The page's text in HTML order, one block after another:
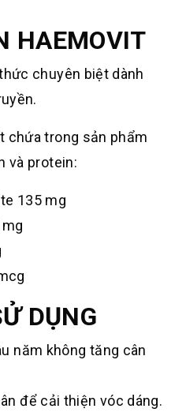
HAEMOVIT
chuyên biệt dành
chứa trong sản phẩm
và protein:
135 mg
DỤNG
năm không tăng cân
để cải thiện vóc dáng.